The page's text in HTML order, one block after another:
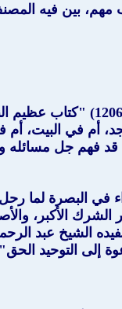
مهم، بين فيه
(كتاب التوحيد) الذي ألفه شيخ
أم في البيت،
قد فهم جل مسائله
البصرة لما
الأكبر،
الشيخ عبد
إلى التوحيد